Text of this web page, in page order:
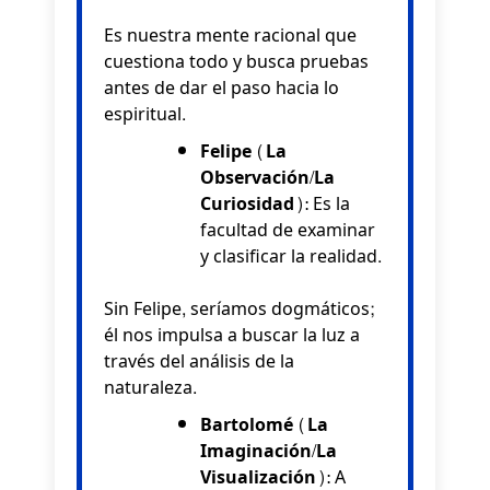
Es nuestra mente racional que
cuestiona todo y busca pruebas
antes de dar el paso hacia lo
espiritual.
Felipe (La
Observación/La
Curiosidad):Es la
facultad de examinar
y clasificar la realidad.
Sin Felipe, seríamos dogmáticos;
él nos impulsa a buscar la luz a
través del análisis de la
naturaleza.
Bartolomé (La
Imaginación/La
Visualización):A